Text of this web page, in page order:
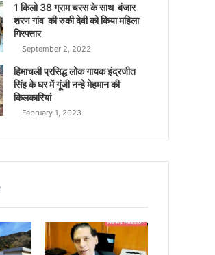
1 किलो 38 ग्राम चरस के साथ बंजार
शरण गांव की रुकी देवी को किया महिला
गिरफ्तार
September 2, 2022
हिमाचली प्रसिद्ध लोक गायक इंद्रजीत
सिंह के घर में गूंजी नन्हे मेहमान की
किलकारियां
February 1, 2023